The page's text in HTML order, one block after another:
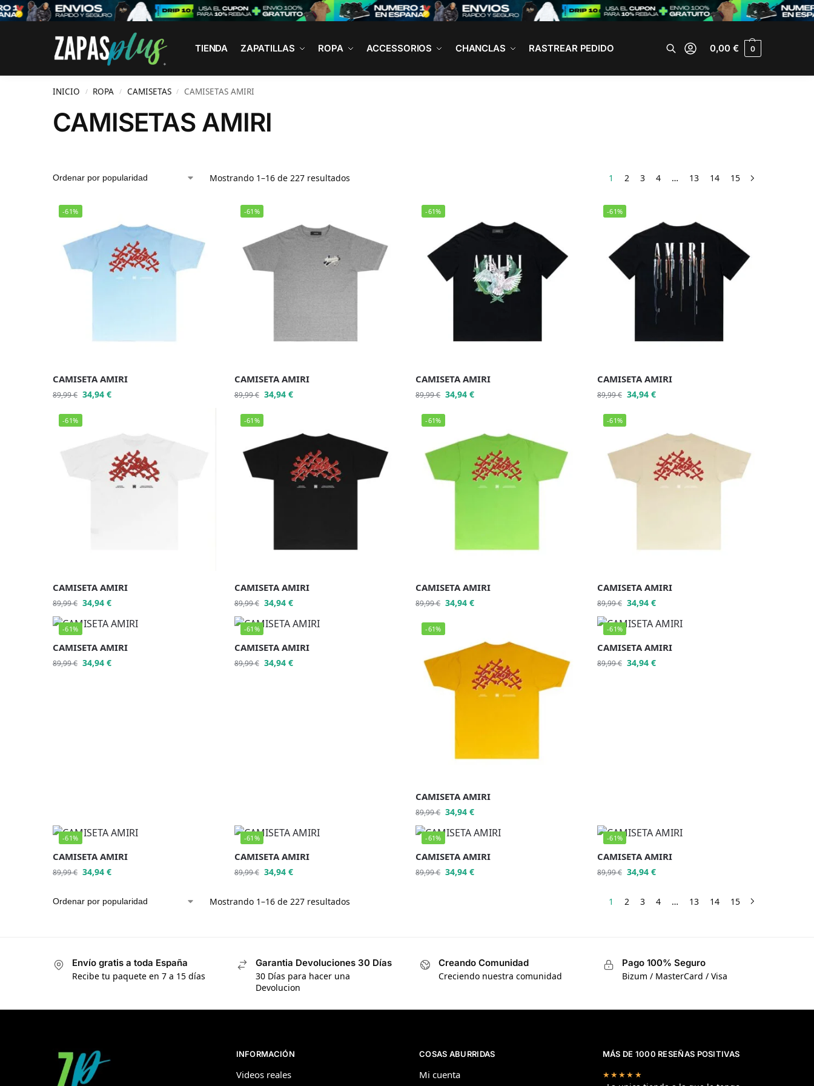
TIENDA ZAPATILLAS ROPA ACCESSORIOS CHANCLAS RASTREAR PEDIDO
Search
0,00€ 0
INICIO / ROPA / CAMISETAS / CAMISETAS AMIRI
CAMISETAS AMIRI
Mostrando 1–16 de 227 resultados 1 2 3 4 … 13 14 15
-61%
CAMISETA AMIRI
89,99€ 34,94 €
-61%
CAMISETA AMIRI
89,99€ 34,94 €
-61%
CAMISETA AMIRI
89,99€ 34,94€
-61%
CAMISETA AMIRI
89,99€ 34,94 €
-61%
CAMISETA AMIRI
89,99€ 34,94 €
-61%
CAMISETA AMIRI
89,99€ 34,94 €
-61%
CAMISETA AMIRI
89,99€ 34,94€
-61%
CAMISETA AMIRI
89,99€ 34,94 €
-61%
CAMISETA AMIRI
89,99€ 34,94 €
-61%
CAMISETA AMIRI
89,99€ 34,94 €
-61%
CAMISETA AMIRI
89,99€ 34,94€
-61%
CAMISETA AMIRI
89,99€ 34,94 €
-61%
CAMISETA AMIRI
89,99€ 34,94 €
-61%
CAMISETA AMIRI
89,99€ 34,94 €
-61%
CAMISETA AMIRI
89,99€ 34,94€
-61%
CAMISETA AMIRI
89,99€ 34,94 €
Mostrando 1–16 de 227 resultados 1 2 3 4 … 13 14 15
Envío gratis a toda España
Recibe tu paquete en 7 a 15 días
Garantia Devoluciones 30 Días
30 Días para hacer una
Devolucion
Creando Comunidad
Creciendo nuestra comunidad
Pago 100% Seguro
Bizum / MasterCard / Visa
INFORMACIÓN
Videos reales
COSAS ABURRIDAS
Mi cuenta
MÁS DE 1000 RESEÑAS POSITIVAS
★★★★★